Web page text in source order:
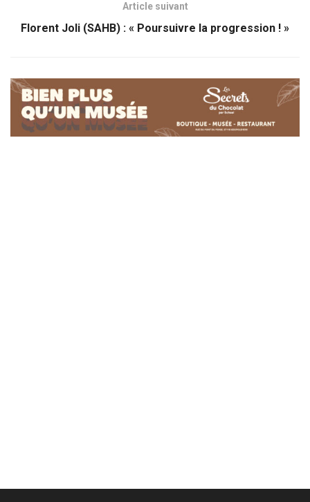
Article suivant
Florent Joli (SAHB) : « Poursuivre la progression ! »